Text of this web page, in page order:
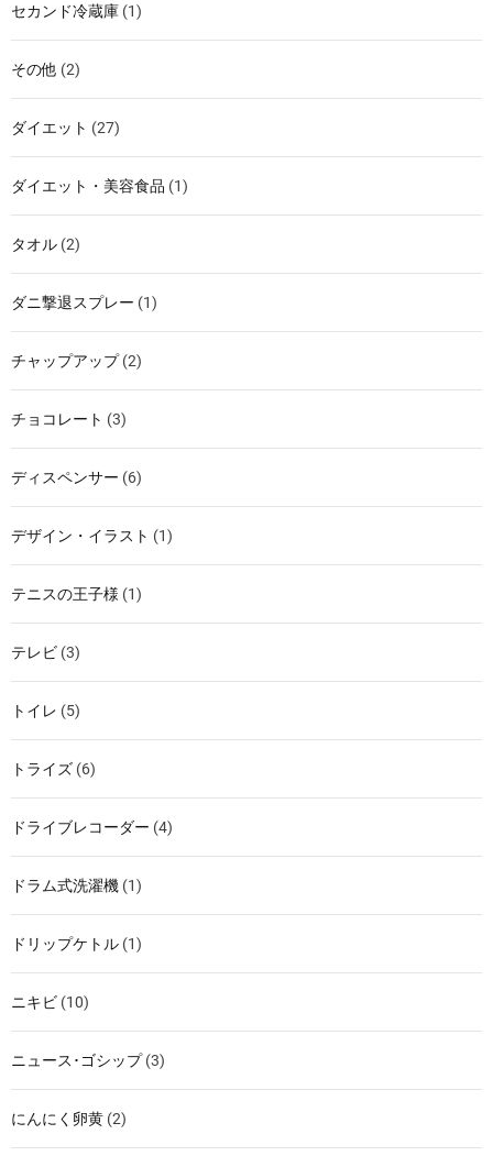
セカンド冷蔵庫 (1)
その他 (2)
ダイエット (27)
ダイエット・美容食品 (1)
タオル (2)
ダニ撃退スプレー (1)
チャップアップ(2)
チョコレート (3)
ディスペンサー (6)
デザイン・イラスト (1)
テニスの王子様 (1)
テレビ (3)
トイレ (5)
トライズ (6)
ドライブレコーダー (4)
ドラム式洗濯機 (1)
ドリップケトル (1)
ニキビ (10)
ニュース･ゴシップ(3)
にんにく卵黄 (2)